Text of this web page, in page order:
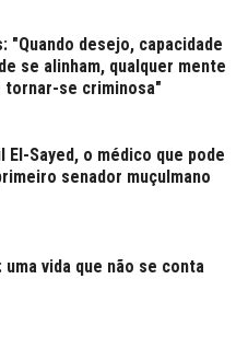
"Quando desejo, capacidade
se alinham, qualquer mente
tornar-se criminosa"
El-Sayed, o médico que pode
senador muçulmano
uma vida que não se conta